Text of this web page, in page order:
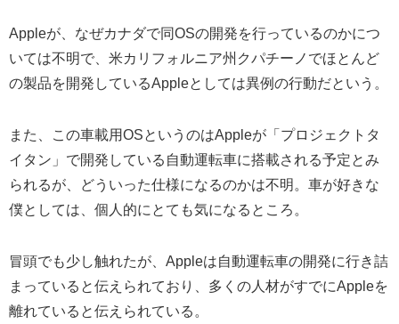
Appleが、なぜカナダで同OSの開発を行っているのかにつ
いては不明で、米カリフォルニア州クパチーノでほとんど
の製品を開発しているAppleとしては異例の行動だという。
また、この車載用OSというのはAppleが「プロジェクトタ
イタン」で開発している自動運転車に搭載される予定とみ
られるが、どういった仕様になるのかは不明。車が好きな
僕としては、個人的にとても気になるところ。
冒頭でも少し触れたが、Appleは自動運転車の開発に行き詰
まっていると伝えられており、多くの人材がすでにAppleを
離れていると伝えられている。